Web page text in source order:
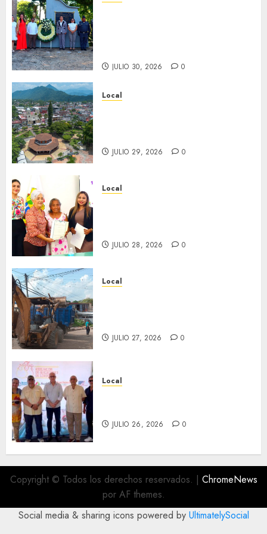
JULIO 30, 2026 0
Local
JULIO 29, 2026 0
Local
JULIO 28, 2026 0
Local
JULIO 27, 2026 0
Local
JULIO 26, 2026 0
Copyright © Todos los derechos reservados. | ChromeNews
por AF themes.
Social media & sharing icons powered by UltimatelySocial